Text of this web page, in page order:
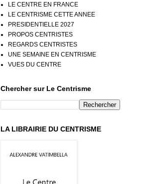
LE CENTRE EN FRANCE
LE CENTRISME CETTE ANNEE
PRESIDENTIELLE 2027
PROPOS CENTRISTES
REGARDS CENTRISTES
UNE SEMAINE EN CENTRISME
VUES DU CENTRE
Chercher sur Le Centrisme
LA LIBRAIRIE DU CENTRISME